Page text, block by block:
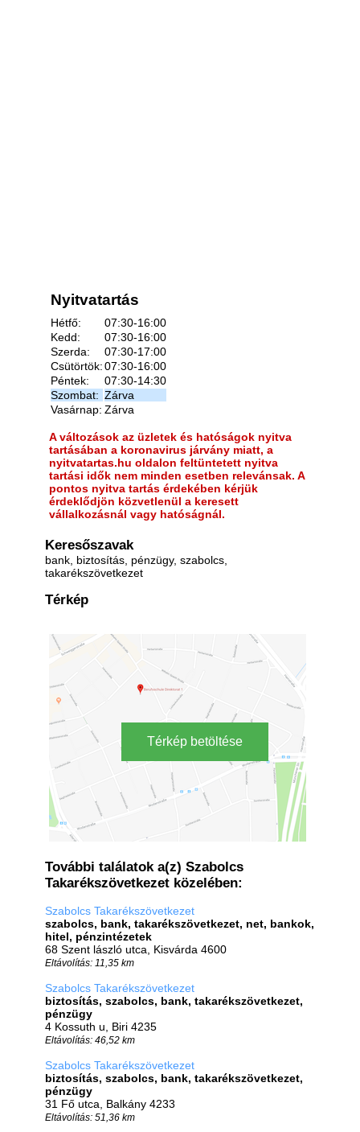
Nyitvatartás
Hétfő:
07:30-16:00
Kedd:
07:30-16:00
Szerda:
07:30-17:00
Csütörtök:07:30-16:00
Péntek:
07:30-14:30
Szombat: Zárva
Vasárnap: Zárva
A változások az üzletek és hatóságok nyitva
tartásában a koronavirus járvány miatt, a
nyitvatartas.hu oldalon feltüntetett nyitva
tartási idők nem minden esetben relevánsak. A
pontos nyitva tartás érdekében kérjük
érdeklődjön közvetlenül a keresett
vállalkozásnál vagy hatóságnál.
Keresőszavak
bank, biztosítás, pénzügy, szabolcs,
takarékszövetkezet
Térkép
Térkép betöltése
További találatok a(z) Szabolcs
Takarékszövetkezet közelében:
Szabolcs Takarékszövetkezet
szabolcs, bank, takarékszövetkezet, net, bankok,
hitel, pénzintézetek
68 Szent lászló utca, Kisvárda 4600
Eltávolítás: 11,35 km
Szabolcs Takarékszövetkezet
biztosítás, szabolcs, bank, takarékszövetkezet,
pénzügy
4 Kossuth u, Biri 4235
Eltávolítás: 46,52 km
Szabolcs Takarékszövetkezet
biztosítás, szabolcs, bank, takarékszövetkezet,
pénzügy
31 Fő utca, Balkány 4233
Eltávolítás: 51,36 km